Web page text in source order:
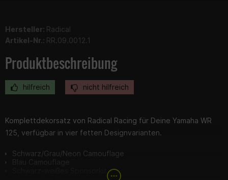
Hersteller: Radical
Artikel-Nr.: RR.09.0012.1
Produktbeschreibung
hilfreich nicht hilfreich
Komplettdekorsatz von Radical Racing für Deine Yamaha WR
125, verfügbar in vier fetten Designvarianten.
Schwarz/Grau/Neon Camouflage
Blau Camouflage